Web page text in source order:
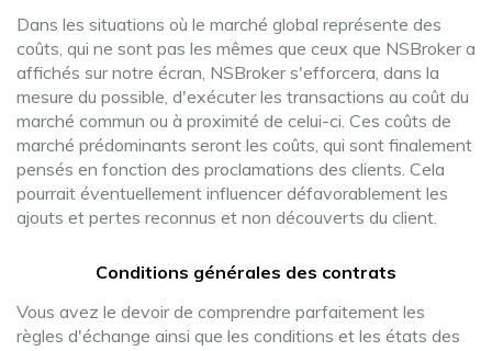
Dans les situations où le marché global représente des
coûts, qui ne sont pas les mêmes que ceux que NSBroker a
affichés sur notre écran, NSBroker s'efforcera, dans la
mesure du possible, d'exécuter les transactions au coût du
marché commun ou à proximité de celui-ci. Ces coûts de
marché prédominants seront les coûts, qui sont finalement
pensés en fonction des proclamations des clients. Cela
pourrait éventuellement influencer défavorablement les
ajouts et pertes reconnus et non découverts du client.
Conditions générales des contrats
Vous avez le devoir de comprendre parfaitement les
règles d'échange ainsi que les conditions et les états des